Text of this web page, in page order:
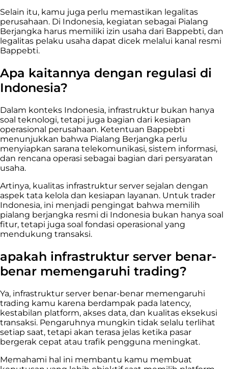
Selain itu, kamu juga perlu memastikan legalitas
perusahaan. Di Indonesia, kegiatan sebagai Pialang
Berjangka harus memiliki izin usaha dari Bappebti, dan
legalitas pelaku usaha dapat dicek melalui kanal resmi
Bappebti.
Apa kaitannya dengan regulasi di
Indonesia?
Dalam konteks Indonesia, infrastruktur bukan hanya
soal teknologi, tetapi juga bagian dari kesiapan
operasional perusahaan. Ketentuan Bappebti
menunjukkan bahwa Pialang Berjangka perlu
menyiapkan sarana telekomunikasi, sistem informasi,
dan rencana operasi sebagai bagian dari persyaratan
usaha.
Artinya, kualitas infrastruktur server sejalan dengan
aspek tata kelola dan kesiapan layanan. Untuk trader
Indonesia, ini menjadi pengingat bahwa memilih
pialang berjangka resmi di Indonesia bukan hanya soal
fitur, tetapi juga soal fondasi operasional yang
mendukung transaksi.
apakah infrastruktur server benar-
benar memengaruhi trading?
Ya, infrastruktur server benar-benar memengaruhi
trading kamu karena berdampak pada latency,
kestabilan platform, akses data, dan kualitas eksekusi
transaksi. Pengaruhnya mungkin tidak selalu terlihat
setiap saat, tetapi akan terasa jelas ketika pasar
bergerak cepat atau trafik pengguna meningkat.
Memahami hal ini membantu kamu membuat